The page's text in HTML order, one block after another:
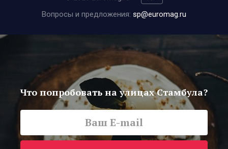
Вопросы и предложения: sp@euromag.ru
Что попробовать на улицах Стамбула?